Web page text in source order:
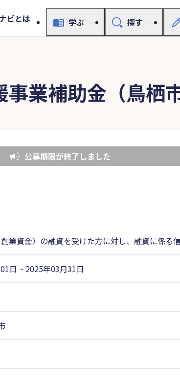
ビとは 学ぶ 探す
業補助金（鳥栖市
公募期限が終了しました
資金）の融資を受けた方に対し、融資に係る
日 ~ 2025年03月31日